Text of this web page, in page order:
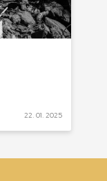
22. 01. 2025